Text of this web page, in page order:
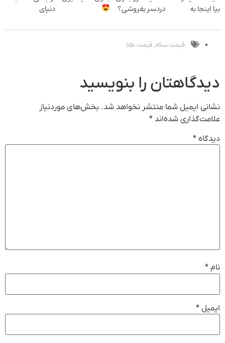
بیا اینجا به
بفروش*فقط
خریدار واقعی*
دردسر بفروشی؟
دنیای
دیجیتال
قیمت سکه,قیمت طلا
دیدگاهتان را بنویسید
نشانی ایمیل شما منتشر نخواهد شد. بخش‌های موردنیاز
علامت‌گذاری شده‌اند *
دیدگاه *
نام *
ایمیل *